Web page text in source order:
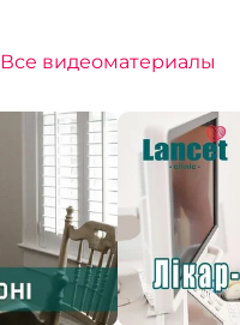
Все видеоматериалы